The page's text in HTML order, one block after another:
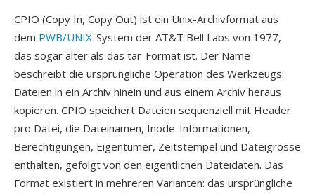
CPIO (Copy In, Copy Out) ist ein Unix-Archivformat aus
dem PWB/UNIX-System der AT&T Bell Labs von 1977,
das sogar älter als das tar-Format ist. Der Name
beschreibt die ursprüngliche Operation des Werkzeugs:
Dateien in ein Archiv hinein und aus einem Archiv heraus
kopieren. CPIO speichert Dateien sequenziell mit Header
pro Datei, die Dateinamen, Inode-Informationen,
Berechtigungen, Eigentümer, Zeitstempel und Dateigrösse
enthalten, gefolgt von den eigentlichen Dateidaten. Das
Format existiert in mehreren Varianten: das ursprüngliche